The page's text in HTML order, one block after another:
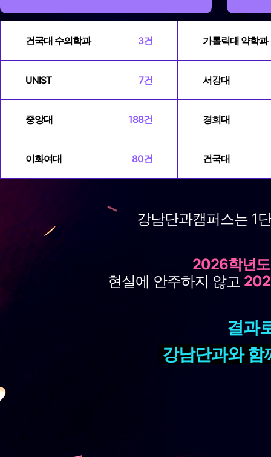
건국대 수의학과 3건 가톨릭대 약학과
UNIST 7건 서강대
중앙대 188건 경희대
이화여대 80건 건국대
강남단과캠퍼스는 1
2026학년도
현실에 안주하지 않고
결과
강남단과와 함